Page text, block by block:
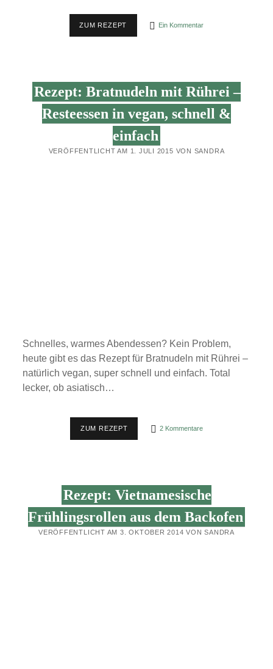
ZUM REZEPT PIKANT-
UND
NUDELN
Ein Kommentar
Rezept: Bratnudeln mit Rührei –
Resteessen in vegan, schnell &
einfach
VERÖFFENTLICHT AM 1. JULI 2015 VON SANDRA
Schnelles, warmes Abendessen? Kein Problem,
heute gibt es das Rezept für Bratnudeln mit Rührei –
natürlich vegan, super schnell und einfach. Total
lecker, ob asiatisch…
ZUM REZEPTREZEPT:
VEGAN,
SCHNELL
EINFACH
2 Kommentare
Rezept: Vietnamesische
Frühlingsrollen aus dem Backofen
VERÖFFENTLICHT AM 3. OKTOBER 2014 VON SANDRA